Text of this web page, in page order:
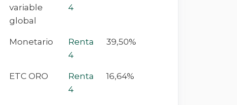
variable
global
4
Monetario
Renta
4
39,50%
ETC ORO
Renta
4
16,64%